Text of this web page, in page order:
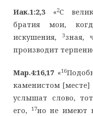
Иак.1:2,3«2С
братия мои,
искушения,
3зная,
производит
Мар.4:16,17«16
каменистом [месте]
услышат слово,
его,
17но не имеют